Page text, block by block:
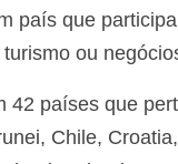
país que
ou
42 países que
Chile,